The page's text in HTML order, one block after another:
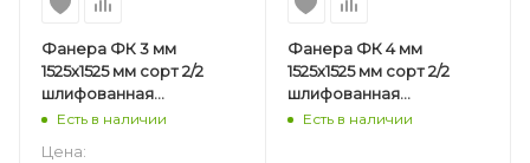
Фанера ФК 3 мм
1525х1525 мм сорт 2/2
шлифованная
березовая
Есть в наличии
Цена:
Фанера ФК 4 мм
1525х1525 мм сорт 2/2
шлифованная
березовая
Есть в наличии